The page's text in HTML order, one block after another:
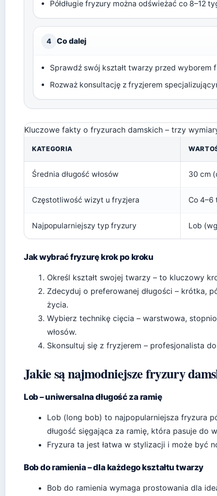
Półdługie fryzury można odświeżać co 8–12
4 Co dalej
Sprawdź swój kształt twarzy przed wyborem
Rozważ konsultację z fryzjerem
Kluczowe fakty o fryzurach damskich – trzy
KATEGORIA
Średnia długość włosów 30 cm
Częstotliwość wizyt u fryzjera Co
Najpopularniejszy typ fryzury Lob
Jak wybrać fryzurę krok po kroku
Określ kształt swojej twarzy – to kluczowy
Zdecyduj o preferowanej długości – krótka,
życia.
Wybierz technikę cięcia – warstwowa,
włosów.
Skonsultuj się z fryzjerem – profesjonalista
Jakie są najmodniejsze fryzury
Lob – uniwersalna długość za ramię
Lob (long bob) to najpopularniejsza fryzura
długość sięgająca za ramię, która pasuje do
Fryzura ta jest łatwa w stylizacji i może być
Bob do ramienia – dla każdego kształtu twarzy
Bob do ramienia wymaga prostowania dla